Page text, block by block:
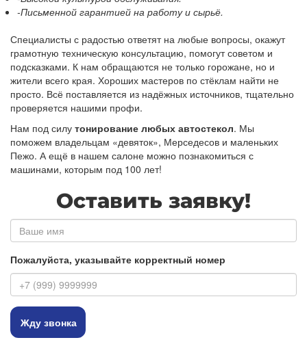
-Письменной гарантией на работу и сырьё.
Специалисты с радостью ответят на любые вопросы, окажут
грамотную техническую консультацию, помогут советом и
подсказками. К нам обращаются не только горожане, но и
жители всего края. Хороших мастеров по стёклам найти не
просто. Всё поставляется из надёжных источников, тщательно
проверяется нашими профи.
Нам под силу тонирование любых автостекол. Мы
поможем владельцам «девяток», Мерседесов и маленьких
Пежо. А ещё в нашем салоне можно познакомиться с
машинами, которым под 100 лет!
Оставить заявку!
Имя
Пожалуйста, указывайте корректный номер
Номер
телефона